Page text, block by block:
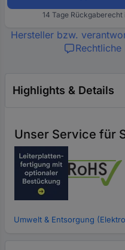
14 Tage
Hersteller bzw.
Rechtliche
Highlights & Details
Unser Service für
Umwelt & Entsorgung